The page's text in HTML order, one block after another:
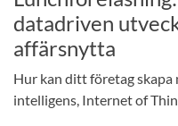
datadriven
affärsnytta
Hur kan ditt företag skapa
intelligens, Internet of